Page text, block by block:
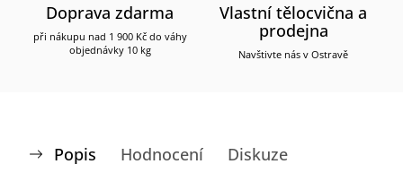
Doprava zdarma
při nákupu nad 1 900 Kč do váhy
objednávky 10 kg
Vlastní tělocvična a
prodejna
Navštivte nás v Ostravě
Popis Hodnocení Diskuze